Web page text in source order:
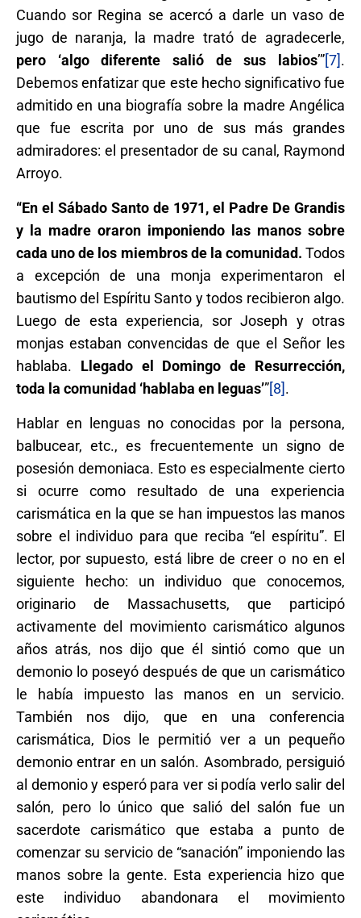
Cuando sor Regina se acercó a darle un vaso de
jugo de naranja, la madre trató de agradecerle,
pero ‘algo diferente salió de sus labios’”[7].
Debemos enfatizar que este hecho significativo fue
admitido en una biografía sobre la madre Angélica
que fue escrita por uno de sus más grandes
admiradores: el presentador de su canal, Raymond
Arroyo.
“En el Sábado Santo de 1971, el Padre De Grandis
y la madre oraron imponiendo las manos sobre
cada uno de los miembros de la comunidad. Todos
a excepción de una monja experimentaron el
bautismo del Espíritu Santo y todos recibieron algo.
Luego de esta experiencia, sor Joseph y otras
monjas estaban convencidas de que el Señor les
hablaba. Llegado el Domingo de Resurrección,
toda la comunidad ‘hablaba en leguas’”[8].
Hablar en lenguas no conocidas por la persona,
balbucear, etc., es frecuentemente un signo de
posesión demoniaca. Esto es especialmente cierto
si ocurre como resultado de una experiencia
carismática en la que se han impuestos las manos
sobre el individuo para que reciba “el espíritu”. El
lector, por supuesto, está libre de creer o no en el
siguiente hecho: un individuo que conocemos,
originario de Massachusetts, que participó
activamente del movimiento carismático algunos
años atrás, nos dijo que él sintió como que un
demonio lo poseyó después de que un carismático
le había impuesto las manos en un servicio.
También nos dijo, que en una conferencia
carismática, Dios le permitió ver a un pequeño
demonio entrar en un salón. Asombrado, persiguió
al demonio y esperó para ver si podía verlo salir del
salón, pero lo único que salió del salón fue un
sacerdote carismático que estaba a punto de
comenzar su servicio de “sanación” imponiendo las
manos sobre la gente. Esta experiencia hizo que
este individuo abandonara el movimiento